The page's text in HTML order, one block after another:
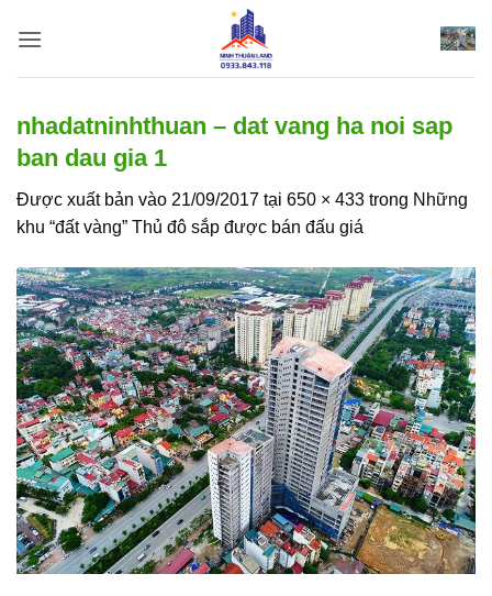
qua
nhadatninhthuan – dat vang ha noi sap
ban dau gia 1
Được xuất bản vào 21/09/2017 tại 650 × 433 trong Những
khu “đất vàng” Thủ đô sắp được bán đấu giá